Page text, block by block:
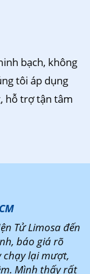
bạch, không
tôi áp dụng
, hỗ trợ tận tâm
Tử Limosa đến
báo giá rõ
chạy lại mượt,
Mình thấy rất